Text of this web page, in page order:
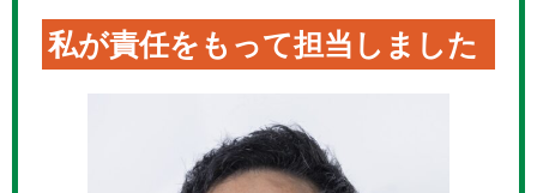
私が責任をもって担当しました